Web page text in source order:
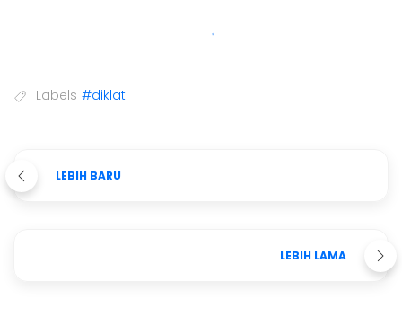
Labels #diklat
LEBIH BARU
LEBIH LAMA